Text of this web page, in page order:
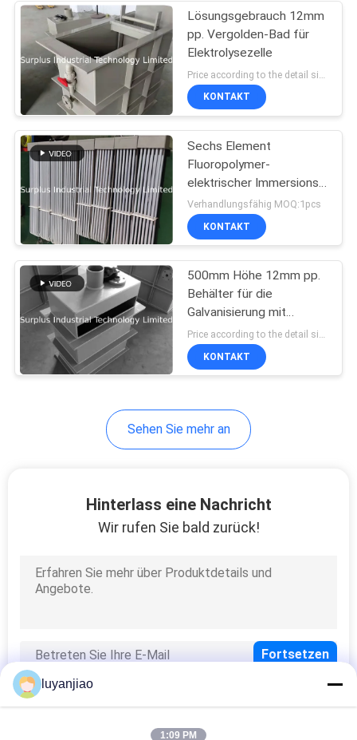
Titantauchsieder
12
Elektrische
Quarzheizgeräte
Fluorpolymer-
Metall-
Immersionsspule
Lösungsgebrauch 12mm
pp. Vergolden-Bad für
Elektrolysezelle
KONTAKT
Sechs Element
Fluoropolymer-
elektrischer Immersions-
Warmwasserbereiter Für
Halbleiter
Verhandlungsfähig MOQ:1pcs
KONTAKT
500mm Höhe 12mm pp.
Behälter für die
Galvanisierung mit
Extraktions-Haube
Price according to the detail size MOQ:1PCS
KONTAKT
Sehen Sie mehr an
Hinterlass eine Nachricht
Wir rufen Sie bald zurück!
luyanjiao
1:09 PM